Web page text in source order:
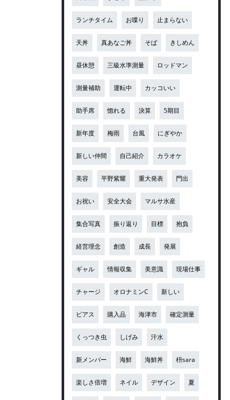
ランチタイム お喋り 止まらない
天丼 真あなご丼 そば きしめん
昼休憩 三級水準測量 ロッドマン
測量補助 運転中 カッコいい
助手席 惚れる 決算 5期目
新年度 梅雨 台風 にぎやか
新しい仲間 自己紹介 カラオケ
美容 平野紫耀 重大発表 門出
お祝い 安全大会 マルサ水産
集合写真 振り返り 目標 抱負
経営理念 創造 成長 発展
ギャル 情報収集 美意識 現場仕事
チャージ オロナミンC 新しい
ピアス 購入品 海津市 確定測量
くっつき虫 しげみ 汗水
新メンバー 海鮮 海鮮丼 枡sara
楽しさ倍増 ネイル デザイン 夏